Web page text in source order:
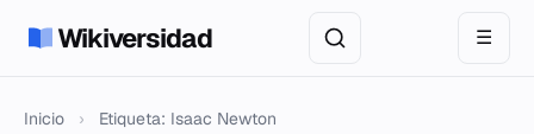
Wikiversidad ☰
Inicio › Etiqueta: Isaac Newton